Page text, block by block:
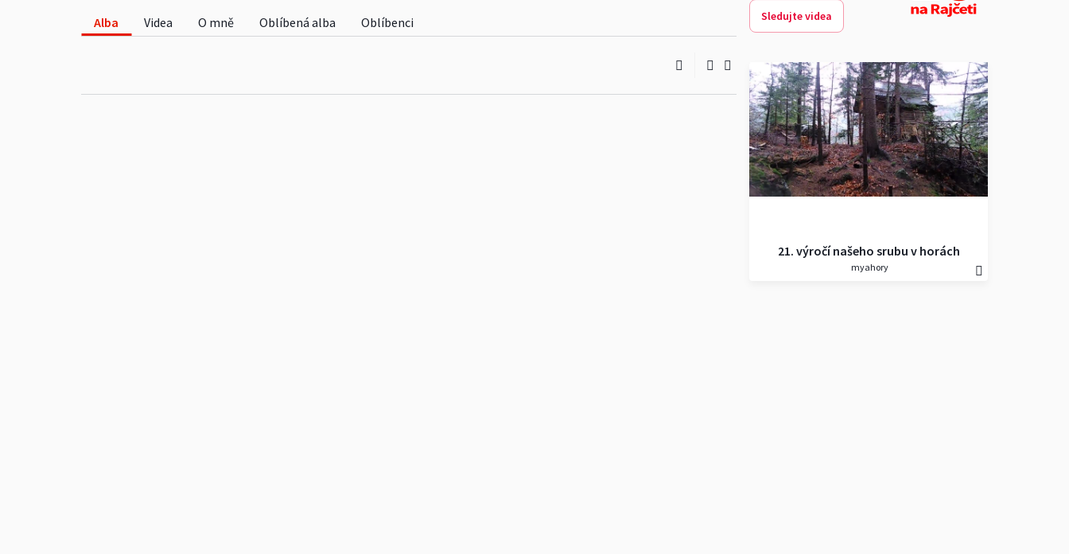
Alba Videa O mně Oblíbená alba Oblíbenci Sledujte videa
21. výročí našeho srubu v horách
myahory